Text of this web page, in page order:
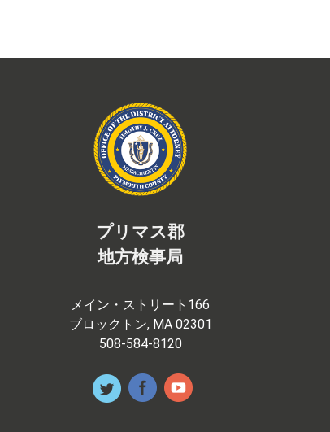
プリマス郡
地方検事局
メイン・ストリート166
ブロックトン, MA 02301
508-584-8120